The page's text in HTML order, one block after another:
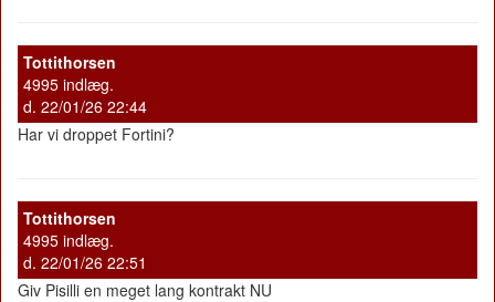
Tottithorsen
4995 indlæg.
d. 22/01/26 22:44
Har vi droppet Fortini?
Tottithorsen
4995 indlæg.
d. 22/01/26 22:51
Giv Pisilli en meget lang kontrakt NU